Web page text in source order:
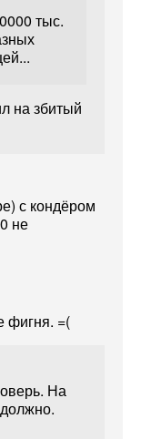
тыс.
на збитый
с кондёром
не
фигня. =(
На